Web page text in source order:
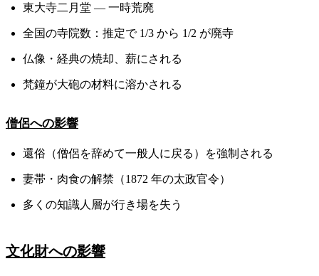
東大寺二月堂 — 一時荒廃
全国の寺院数：推定で 1/3 から 1/2 が廃寺
仏像・経典の焼却、薪にされる
梵鐘が大砲の材料に溶かされる
僧侶への影響
還俗（僧侶を辞めて一般人に戻る）を強制される
妻帯・肉食の解禁（1872 年の太政官令）
多くの知識人層が行き場を失う
文化財への影響